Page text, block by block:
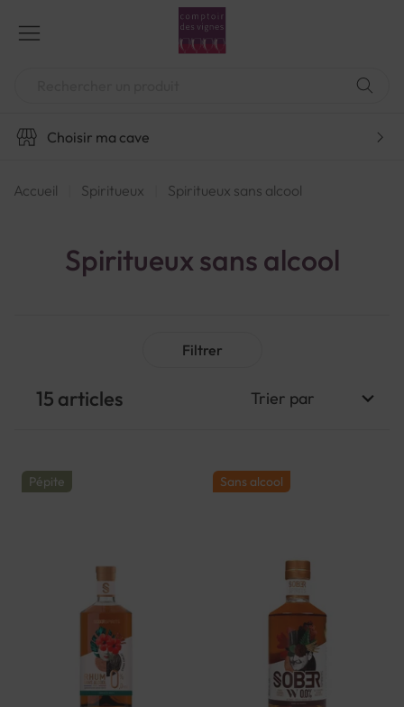
contenu
Choisir ma cave
Accueil Spiritueux Spiritueux sans alcool
Spiritueux sans alcool
15 articles
Pépite Sans alcool
Filtrer